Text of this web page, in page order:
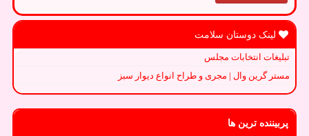
لینک دوستان سلامت
تبلیغات انتخابات مجلس
مستر گرین وال | مجری و طراح انواع دیوار سبز
پربیننده ترین ها